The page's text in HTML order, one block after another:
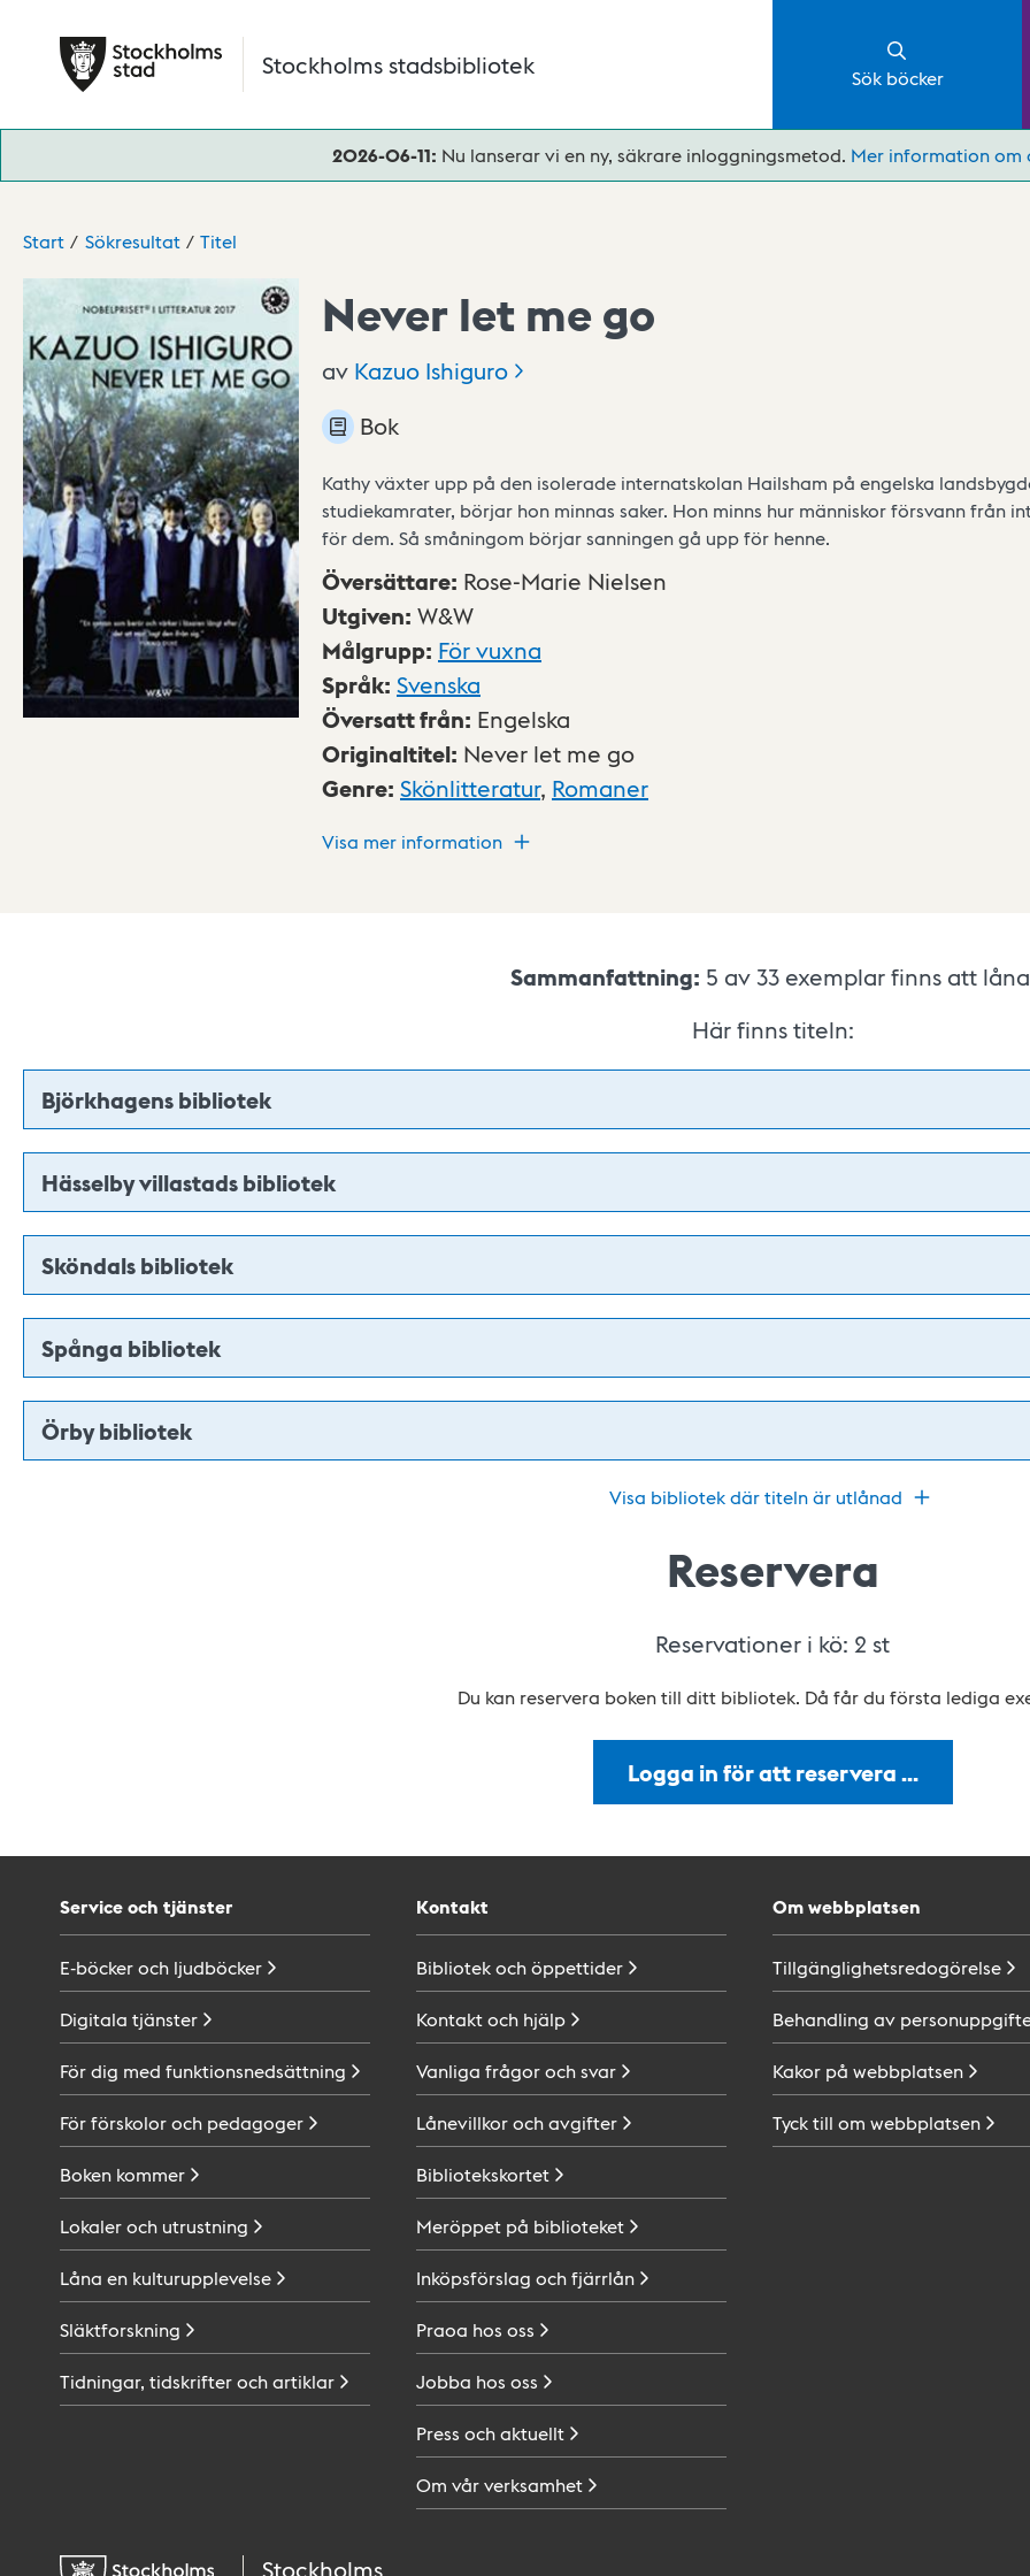
Stockholms stadsbibliotek Sök böcker
2026-06-11: Nu lanserar vi en ny, säkrare inloggningsmetod. Mer information om
Start Sökresultat Titel
Never let me go
av Kazuo Ishiguro
Bok
Kathy växter upp på den isolerade internatskolan Hailsham på engelska
studiekamrater, börjar hon minnas saker. Hon minns hur människor försvann från
för dem. Så småningom börjar sanningen gå upp för henne.
Översättare: Rose-Marie Nielsen
Utgiven: W&W
Målgrupp: För vuxna
Språk: Svenska
Översatt från: Engelska
Originaltitel: Never let me go
Genre: Skönlitteratur, Romaner
Visa mer information
Sammanfattning: 5 av 33 exemplar finns att
Här finns titeln:
Björkhagens bibliotek
Hässelby villastads bibliotek
Sköndals bibliotek
Spånga bibliotek
Örby bibliotek
Visa bibliotek där titeln är utlånad
Reservera
Reservationer i kö: 2 st
Du kan reservera boken till ditt bibliotek. Då får du första lediga
Logga in för att reservera …
Service och tjänster
E-böcker och ljudböcker
Digitala tjänster
För dig med funktionsnedsättning
För förskolor och pedagoger
Boken kommer
Lokaler och utrustning
Låna en kulturupplevelse
Släktforskning
Tidningar, tidskrifter ochartiklar
Kontakt
Bibliotek ochöppettider
Kontakt och hjälp
Vanliga frågor ochsvar
Lånevillkor ochavgifter
Bibliotekskortet
Meröppet på biblioteket
Inköpsförslag ochfjärrlån
Praoa hos oss
Jobba hos oss
Press ochaktuellt
Om vårverksamhet
Om webbplatsen
Tillgänglighetsredogörelse
Behandling av
Kakor på webbplatsen
Tyck till om webbplatsen
Stockholms